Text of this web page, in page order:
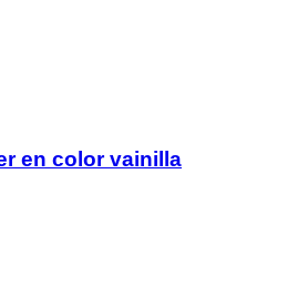
en color vainilla